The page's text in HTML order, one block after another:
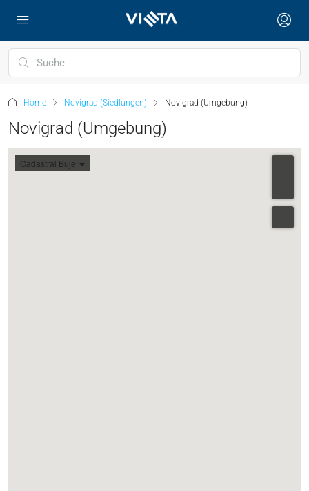
Home Novigrad (Siedlungen) Novigrad (Umgebung)
Novigrad (Umgebung)
Cadastral Buje